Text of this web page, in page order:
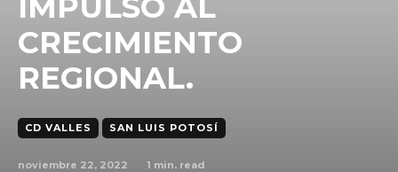
IMPULSO AL
CRECIMIENTO
REGIONAL.
CD VALLES SAN LUIS POTOSÍ
noviembre 22, 2022 1 min. read